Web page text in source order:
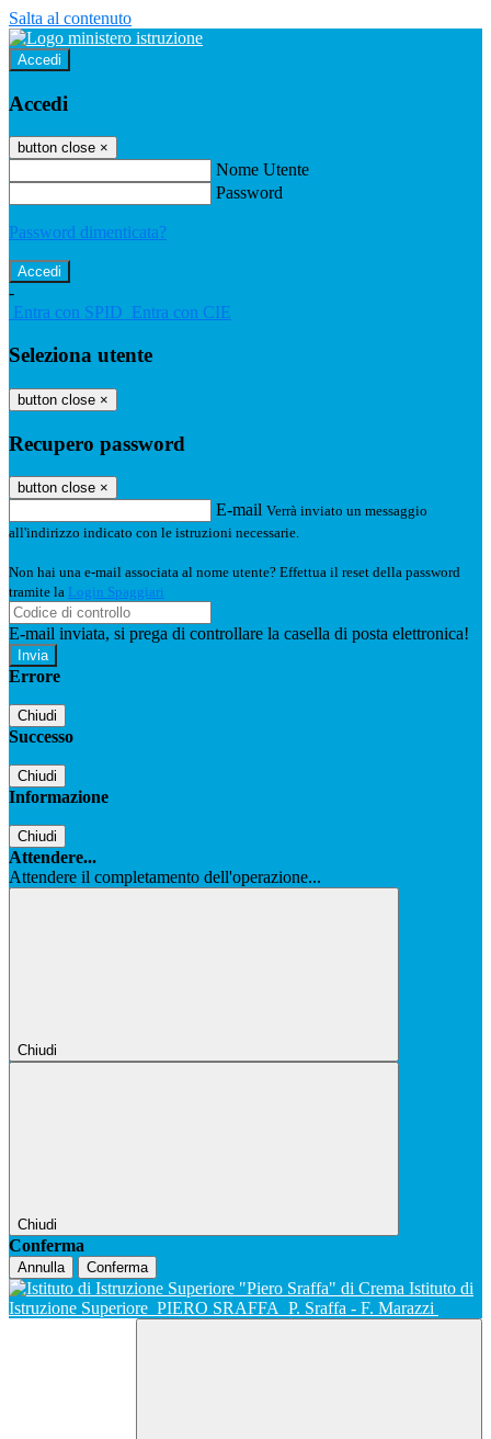
Salta al contenuto
Accedi
Accedi
button close ×
Nome Utente
Password
Password dimenticata?
-
Entra con SPID Entra con CIE
Seleziona utente
button close ×
Recupero password
button close ×
E-mail Verrà inviato un messaggio
all'indirizzo indicato con le istruzioni necessarie.
Non hai una e-mail associata al nome utente? Effettua il reset della password
tramite la Login Spaggiari
E-mail inviata, si prega di controllare la casella di posta elettronica!
Errore
Chiudi
Successo
Chiudi
Informazione
Chiudi
Attendere...
Attendere il completamento dell'operazione...
Chiudi
Chiudi
Conferma
Annulla Conferma
Istituto di
Istruzione Superiore PIERO SRAFFA P. Sraffa - F. Marazzi